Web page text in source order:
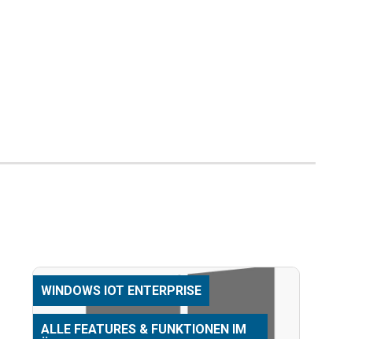
WINDOWS IOT ENTERPRISE
ALLE FEATURES & FUNKTIONEN IM